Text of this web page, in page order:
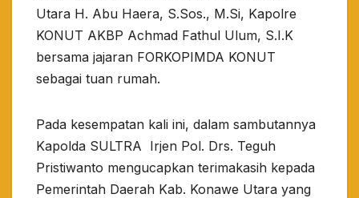
Utara H. Abu Haera, S.Sos., M.Si, Kapolre
KONUT AKBP Achmad Fathul Ulum, S.I.K
bersama jajaran FORKOPIMDA KONUT
sebagai tuan rumah.
Pada kesempatan kali ini, dalam sambutannya
Kapolda SULTRA Irjen Pol. Drs. Teguh
Pristiwanto mengucapkan terimakasih kepada
Pemerintah Daerah Kab. Konawe Utara yang